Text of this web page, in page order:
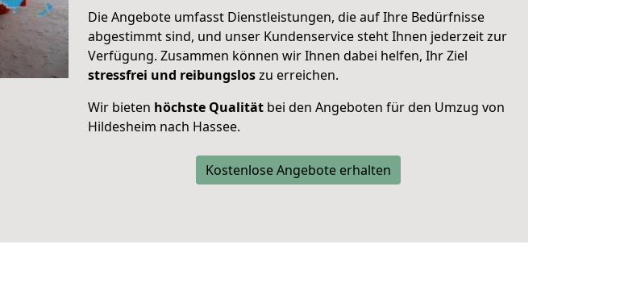
Die Angebote umfasst Dienstleistungen, die auf Ihre Bedürfnisse
abgestimmt sind, und unser Kundenservice steht Ihnen jederzeit zur
Verfügung. Zusammen können wir Ihnen dabei helfen, Ihr Ziel
stressfrei und reibungsloszu erreichen.
Wir bieten höchste Qualität bei den Angeboten für den Umzug von
Hildesheim nach Hassee.
Kostenlose Angebote erhalten